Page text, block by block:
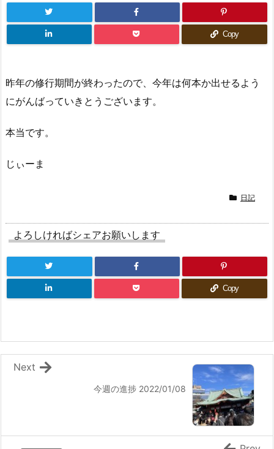
Copy
昨年の修行期間が終わったので、今年は何本か出せるよう
にがんばっていきとうございます。
本当です。
じぃーま
日記
よろしければシェアお願いします
Copy
今週の進捗 2022/01/08
Next